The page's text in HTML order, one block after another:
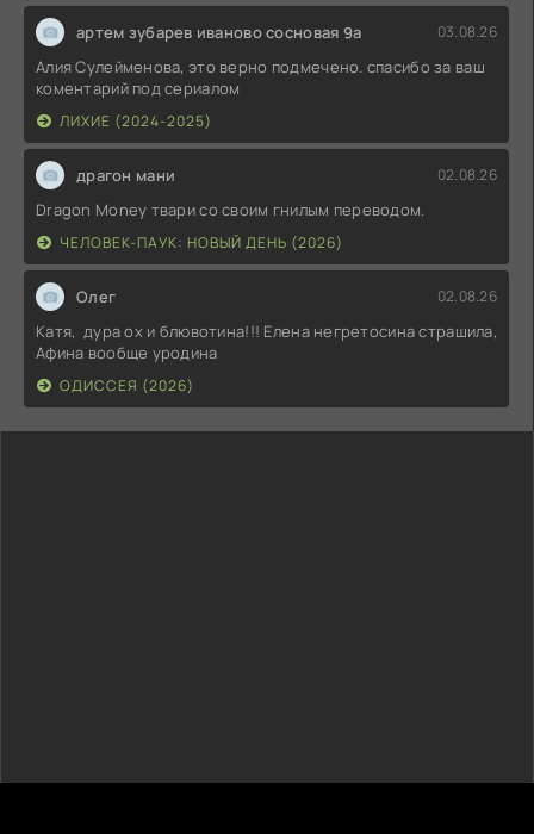
артем зубарев иваново сосновая 9а 03.08.26
Алия Сулейменова, это верно подмечено. спасибо за ваш
коментарий под сериалом
ЛИХИЕ (2024-2025)
драгон мани 02.08.26
Dragon Money твари со своим гнилым переводом.
ЧЕЛОВЕК-ПАУК: НОВЫЙ ДЕНЬ (2026)
Олег 02.08.26
Катя, дура ох и блювотина!!! Елена негретосина страшила,
Афина вообще уродина
ОДИССЕЯ (2026)